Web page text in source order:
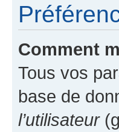
Comment
Tous vos
base de
l’utilisateur